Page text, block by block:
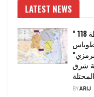
LATEST NEWS
” 118 ألف دونم مهددة بالعزل في محافظة
شرق
BYARIJ